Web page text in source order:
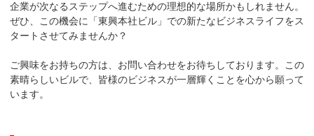
企業が次なるステップへ進むための理想的な場所かもしれません。
ぜひ、この機会に「東興本社ビル」での新たなビジネスライフをス
タートさせてみませんか？
ご興味をお持ちの方は、お問い合わせをお待ちしております。この
素晴らしいビルで、皆様のビジネスが一層輝くことを心から願って
います。